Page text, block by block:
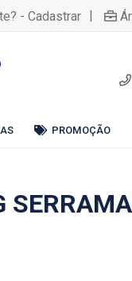
- Cadastrar |
PROMOÇÃO